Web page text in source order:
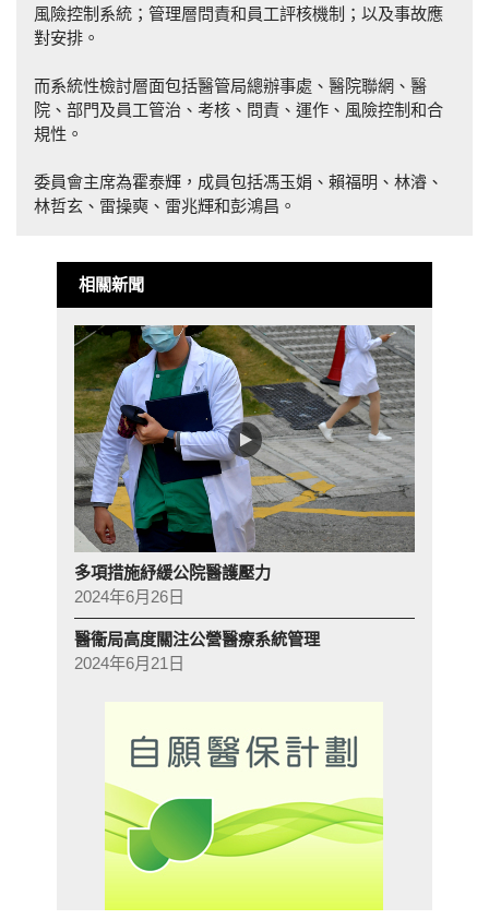
風險控制系統；管理層問責和員工評核機制；以及事故應
對安排。
而系統性檢討層面包括醫管局總辦事處、醫院聯網、醫
院、部門及員工管治、考核、問責、運作、風險控制和合
規性。
委員會主席為霍泰輝，成員包括馮玉娟、賴福明、林濬、
林哲玄、雷操奭、雷兆輝和彭鴻昌。
相關新聞
多項措施紓緩公院醫護壓力
2024年6月26日
醫衞局高度關注公營醫療系統管理
2024年6月21日